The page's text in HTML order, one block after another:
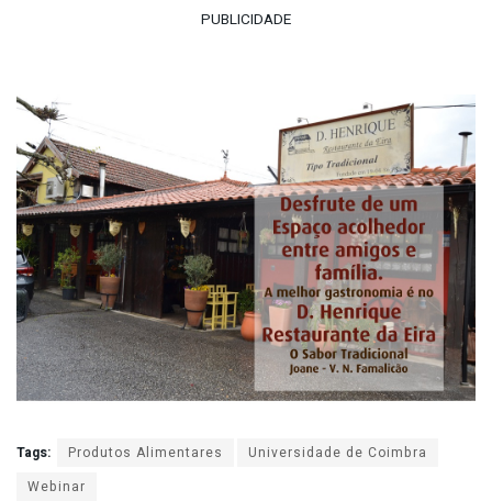
PUBLICIDADE
Tags: Produtos Alimentares
Universidade de Coimbra
Webinar